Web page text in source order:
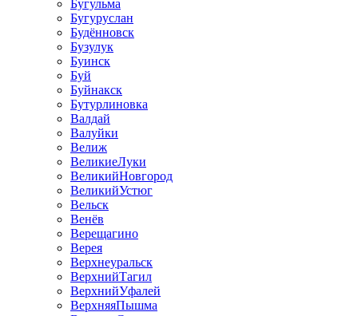
Бугульма
Бугуруслан
Будённовск
Бузулук
Буинск
Буй
Буйнакск
Бутурлиновка
Валдай
Валуйки
Велиж
ВеликиеЛуки
ВеликийНовгород
ВеликийУстюг
Вельск
Венёв
Верещагино
Верея
Верхнеуральск
ВерхнийТагил
ВерхнийУфалей
ВерхняяПышма